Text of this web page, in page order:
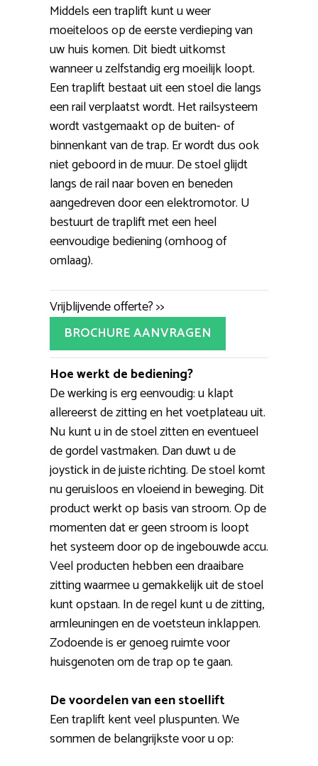
Middels een traplift kunt u weer
moeiteloos op de eerste verdieping van
uw huis komen. Dit biedt uitkomst
wanneer u zelfstandig erg moeilijk loopt.
Een traplift bestaat uit een stoel die langs
een rail verplaatst wordt. Het railsysteem
wordt vastgemaakt op de buiten- of
binnenkant van de trap. Er wordt dus ook
niet geboord in de muur. De stoel glijdt
langs de rail naar boven en beneden
aangedreven door een elektromotor. U
bestuurt de traplift met een heel
eenvoudige bediening (omhoog of
omlaag).
Vrijblijvende offerte? >>
BROCHURE AANVRAGEN
Hoe werkt de bediening?
De werking is erg eenvoudig: u klapt
allereerst de zitting en het voetplateau uit.
Nu kunt u in de stoel zitten en eventueel
de gordel vastmaken. Dan duwt u de
joystick in de juiste richting. De stoel komt
nu geruisloos en vloeiend in beweging. Dit
product werkt op basis van stroom. Op de
momenten dat er geen stroom is loopt
het systeem door op de ingebouwde accu.
Veel producten hebben een draaibare
zitting waarmee u gemakkelijk uit de stoel
kunt opstaan. In de regel kunt u de zitting,
armleuningen en de voetsteun inklappen.
Zodoende is er genoeg ruimte voor
huisgenoten om de trap op te gaan.
De voordelen van een stoellift
Een traplift kent veel pluspunten. We
sommen de belangrijkste voor u op: